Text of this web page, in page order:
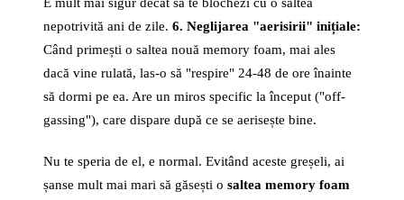
nepotrivită ani de zile. 6. Neglijarea "aerisirii" inițiale:
Când primești o saltea nouă memory foam, mai ales
dacă vine rulată, las-o să "respire" 24-48 de ore înainte
să dormi pe ea. Are un miros specific la început ("off-
gassing"), care dispare după ce se aerisește bine.
Nu te speria de el, e normal. Evitând aceste greșeli, ai
șanse mult mai mari să găsești o saltea memory foam